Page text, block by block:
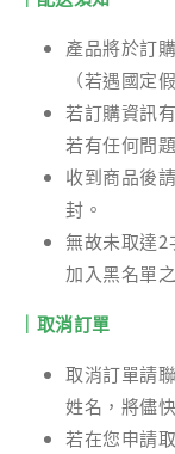
產品將於訂
（若遇國定
若訂購資訊
若有任何問
收到商品後
封。
無故未取達
加入黑名單
｜取消訂單
取消訂單請
姓名，將儘
若在您申請